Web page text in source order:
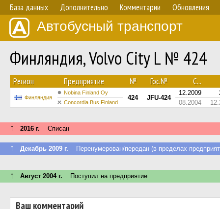
База данных Дополнительно Комментарии Обновления
Автобусный транспорт
Финляндия, Volvo City L № 424
Регион Предприятие № Гос.№ С...
Финляндия
Nobina Finland Oy
424 JFU-424
12.2009
Concordia Bus Finland 08.2004
↑ 2016 г. Списан
↑ Декабрь 2009 г. Перенумерован/передан (в пределах
↑ Август 2004 г. Поступил на предприятие
Ваш комментарий